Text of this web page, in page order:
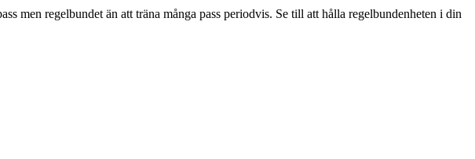
men regelbundet än att träna många pass periodvis. Se till att hålla regelbundenheten i din